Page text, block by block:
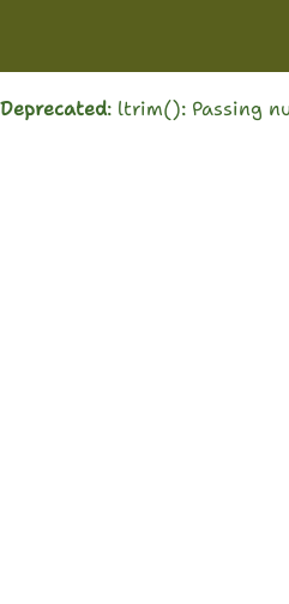
: Trying to access
Deprecated: ltrim(): Passing